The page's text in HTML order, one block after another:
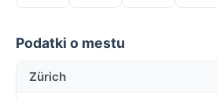
Podatki o mestu
Zürich